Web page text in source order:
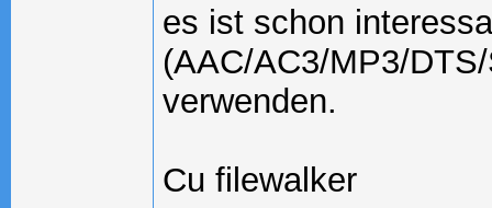
es ist schon
(AAC/AC3/MP3/
verwenden.
Cu filewalker